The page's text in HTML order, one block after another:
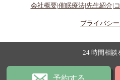
会社概要|催眠療法|先生紹介|
プライバシ
24 時間相談
予約する